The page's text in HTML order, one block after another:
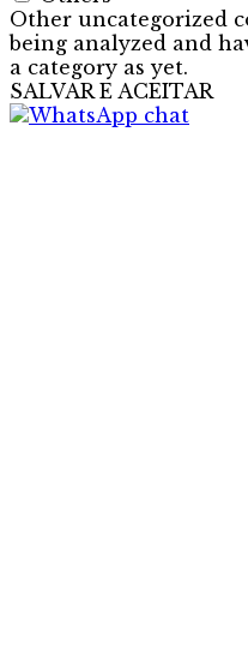
Other uncategorized
being analyzed and
a category as yet.
SALVAR E ACEITAR